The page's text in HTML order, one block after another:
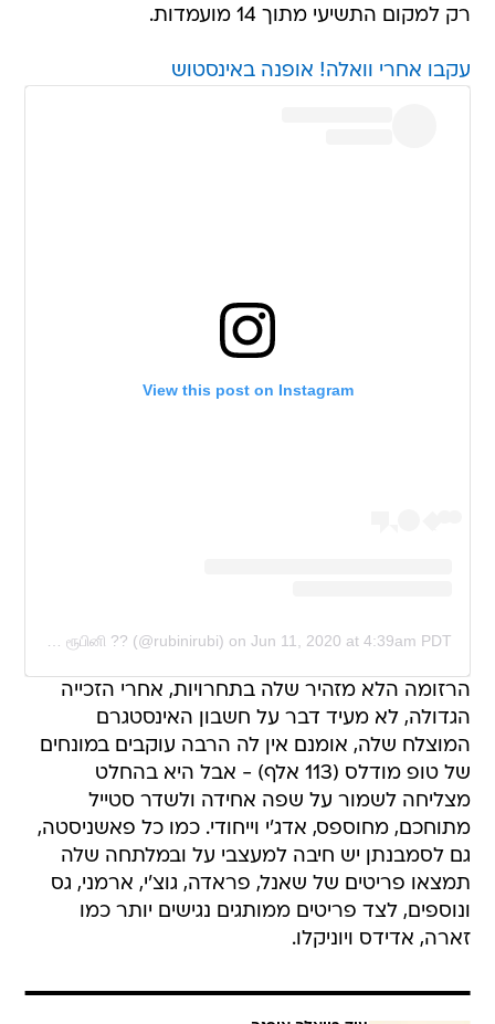
רק למקום התשיעי מתוך 14 מועמדות.
עקבו אחרי וואלה! אופנה באינסטוש
View this post on Instagram
on Jun 11, 2020 at 4:39am PDT
הרזומה הלא מזהיר שלה בתחרויות, אחרי הזכייה
הגדולה, לא מעיד דבר על חשבון האינסטגרם
המוצלח שלה, אומנם אין לה הרבה עוקבים במונחים
של טופ מודלס (113 אלף) - אבל היא בהחלט
מצליחה לשמור על שפה אחידה ולשדר סטייל
מתוחכם, מחוספס, אדג'י וייחודי. כמו כל פאשניסטה,
גם לסמבנתן יש חיבה למעצבי על ובמלתחה שלה
תמצאו פריטים של שאנל, פראדה, גוצ'י, ארמני, גס
ונוספים, לצד פריטים ממותגים נגישים יותר כמו
זארה, אדידס ויוניקלו.